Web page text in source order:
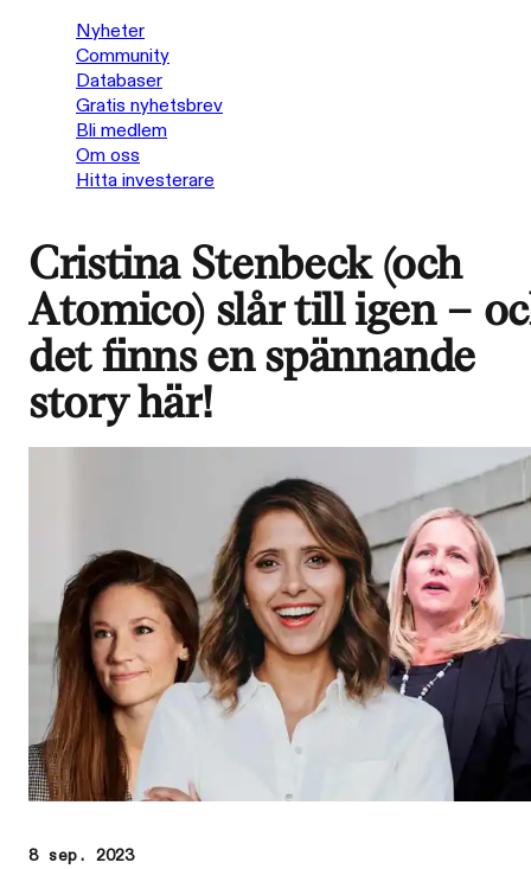
Nyheter
Community
Databaser
Gratis nyhetsbrev
Bli medlem
Om oss
Hitta investerare
Cristina Stenbeck (och
Atomico) slår till igen –
det finns en spännande
story här!
8 sep. 2023